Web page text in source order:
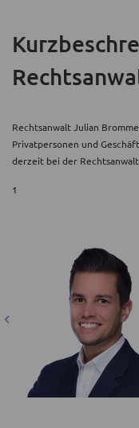
Rechtsanwalt Julian
Privatpersonen und
derzeit bei der
1